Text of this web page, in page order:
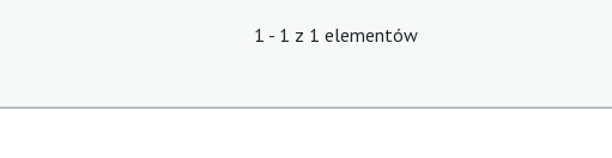
1 - 1 z 1 elementów